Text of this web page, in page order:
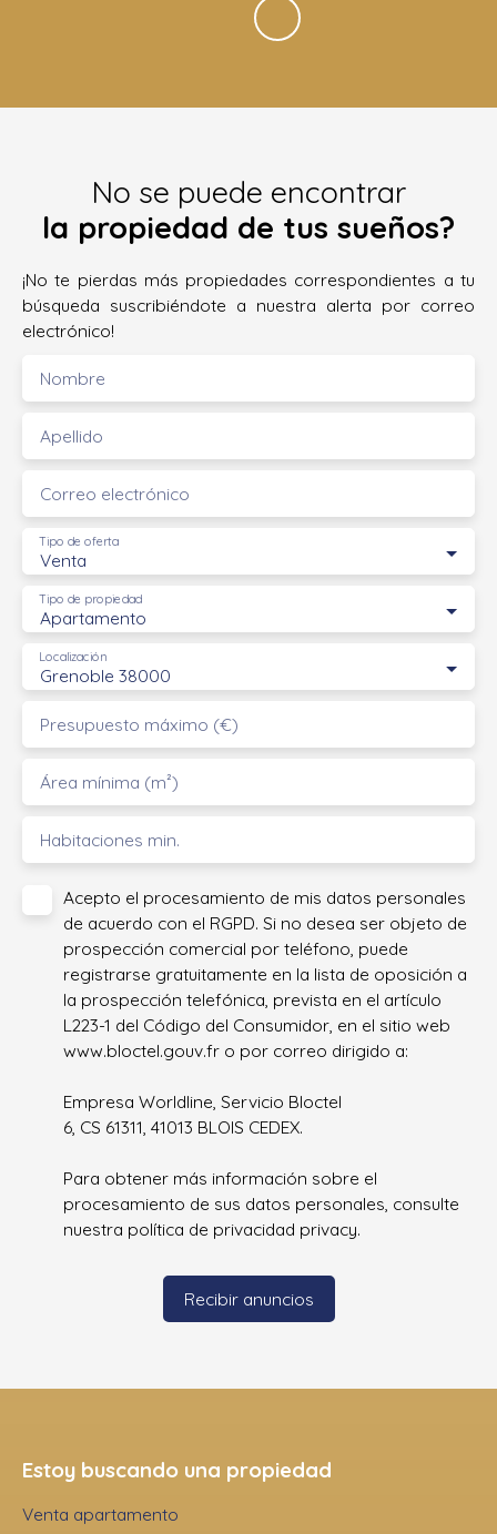
No se puede encontrar
la propiedad de tus sueños?
¡No te pierdas más propiedades correspondientes a tu
búsqueda suscribiéndote a nuestra alerta por correo
electrónico!
Nombre
Apellido
Correo electrónico
Venta
Tipo de oferta
Apartamento
Tipo de propiedad
Grenoble 38000
Localización
Presupuesto máximo (€)
Área mínima (m²)
Habitaciones min.
Acepto el procesamiento de mis datos personales
de acuerdo con el RGPD. Si no desea ser objeto de
prospección comercial por teléfono, puede
registrarse gratuitamente en la lista de oposición a
la prospección telefónica, prevista en el artículo
L223-1 del Código del Consumidor, en el sitio web
www.bloctel.gouv.fr o por correo dirigido a:
Empresa Worldline, Servicio Bloctel
6, CS 61311, 41013 BLOIS CEDEX.
Para obtener más información sobre el
procesamiento de sus datos personales, consulte
nuestra política de privacidad privacy.
Recibir anuncios
Estoy buscando una propiedad
Venta apartamento